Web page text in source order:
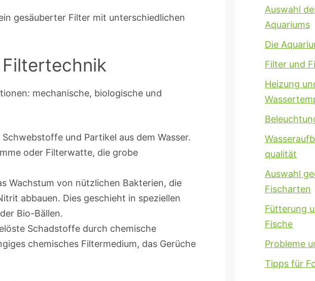
mechanische, biologische und
und Partikel aus dem Wasser.
oder Filterwatte, die grobe
Wachstum von nützlichen Bakterien, die
abbauen. Dies geschieht in speziellen
Bio-Bällen.
Schadstoffe durch chemische
chemisches Filtermedium, das Gerüche
Auswahl
Aquariums
Die
Filter und
Heizung
qualität
Auswahl
Fischarten
Fütterung
Fische
Probleme
Tipps für